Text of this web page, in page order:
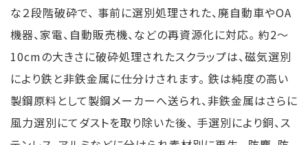
な２段階破砕で、 事前に選別処理された、廃自動車やOA
機器、家電、自動販売機、などの再資源化に対応。 約2〜
10cmの大きさに破砕処理されたスクラップは、磁気選別
により鉄と非鉄金属に仕分けされます。 鉄は純度の高い
製鋼原料として製鋼メーカーへ送られ、非鉄金属はさらに
風力選別にてダストを取り除いた後、 手選別により銅、ス